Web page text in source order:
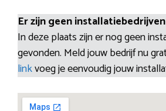
Er zijn geen
In deze plaats zijn er nog geen
gevonden. Meld jouw bedrijf nu
linkvoeg je eenvoudig jouw